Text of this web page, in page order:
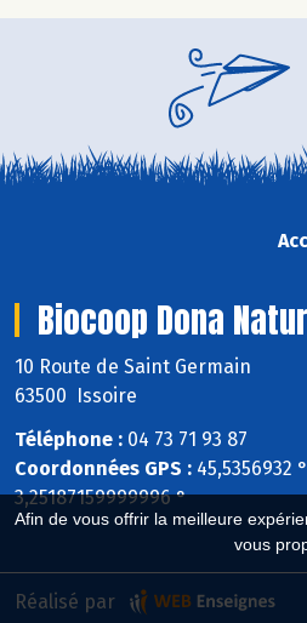
Afin de vous offrir la meilleure
vous
Biocoop Dona
10 Route de Saint Germain
63500 Issoire
Téléphone : 04 73 71 93 87
Coordonnées GPS : 45,5356932
3,25187159999996 °
Réalisé par